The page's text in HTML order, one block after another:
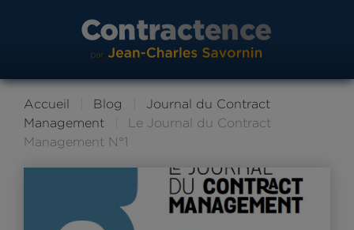
Accueil Blog
Journal du Contract
Management
Le Journal du Contract
Management N°1